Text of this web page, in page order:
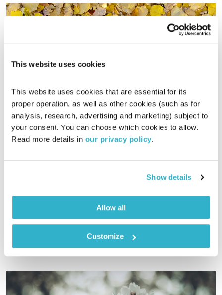
This website uses cookies
This website uses cookies that are essential for its
proper operation, as well as other cookies (such as for
analysis, research, advertising and marketing) subject to
your consent. You can choose which cookies to allow.
Read more details in our privacy policy.
Show details
Allow all
Customize
אחת ששומעת – 3.11.22
אחת ששומעת
אליענה בן דוד
אלא בעיקר שמזכירה לנו שכולנו אחד. אפרו פוגש ביט, פולק פוגש
אלקטרוניקה וסול, קאברים מפתיעים מאז ומהיום, ובעיקר – הרבה
את רשימות השידור המלאות ניתן למצוא ב